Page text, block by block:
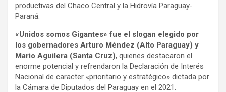
productivas del Chaco Central y la Hidrovía Paraguay-
Paraná.
«Unidos somos Gigantes» fue el slogan elegido por
los gobernadores Arturo Méndez (Alto Paraguay) y
Mario Aguilera (Santa Cruz), quienes destacaron el
enorme potencial y refrendaron la Declaración de Interés
Nacional de caracter «prioritario y estratégico» dictada por
la Cámara de Diputados del Paraguay en el 2021.